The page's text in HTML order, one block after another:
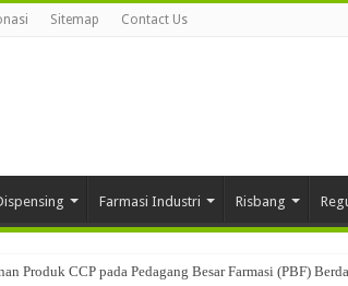
Sitemap Contact Us
Farmasi Industri Risbang
Produk CCP pada Pedagang Besar Farmasi (PBF)